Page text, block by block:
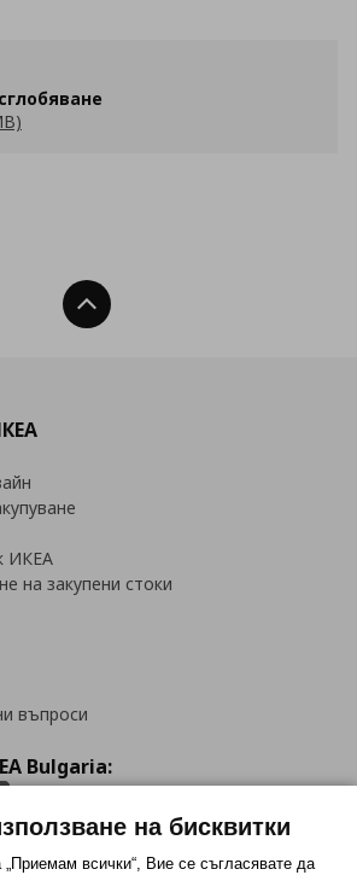
Нагоре
ИКЕА
на закупени стоки
въпроси
Bulgaria:
на бисквитки
всички“, Вие се съгласявате да